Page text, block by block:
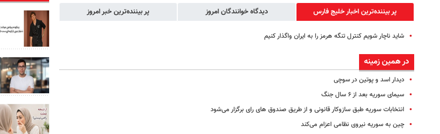
پر بیننده‌ترین اخبار خلیج‌ فارس دیدگاه خوانندگان امروز پر بیننده‌ترین خبر امروز
شاید ناچار شویم کنترل تنگه هرمز را به ایران واگذار کنیم
در همین زمینه
دیدار اسد و پوتین در سوچی
سیمای سوریه بعد از ۶ سال جنگ
انتخابات سوریه طبق سازوکار قانونی و از طریق صندوق های رای برگزار می‌شود
چین به سوریه نیروی نظامی اعزام می‌کند